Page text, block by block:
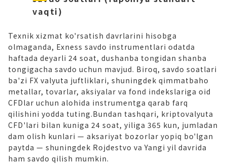
vaqti)
Texnik xizmat ko'rsatish davrlarini hisobga
olmaganda, Exness savdo instrumentlari odatda
haftada deyarli 24 soat, dushanba tongidan shanba
tongigacha savdo uchun mavjud. Biroq, savdo soatlari
ba'zi FX valyuta juftliklari, shuningdek qimmatbaho
metallar, tovarlar, aksiyalar va fond indekslariga oid
CFDlar uchun alohida instrumentga qarab farq
qilishini yodda tuting.Bundan tashqari, kriptovalyuta
CFD'lari bilan kuniga 24 soat, yiliga 365 kun, jumladan
dam olish kunlari — aksariyat bozorlar yopiq bo'lgan
paytda — shuningdek Rojdestvo va Yangi yil davrida
ham savdo qilish mumkin.